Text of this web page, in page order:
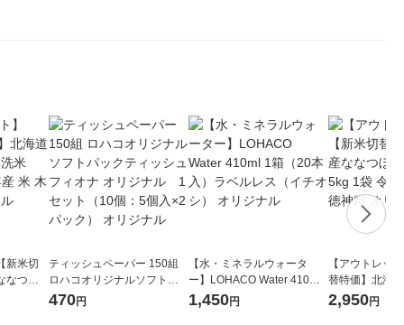
新米切
つぼ
和7年産
ル
ティッシュペーパー 150組
ロハコオリジナルソフトパ
ックティッシュ フィオナ オ
470円
【水・ミネラルウォータ
ー】LOHACO Water 410ml
1箱（20本入）ラベルレス
（イチオシ） オリジナル
1,450円
【アウトレッ
替特価】北海
し 精白米 5kg
米 木徳神糧 オ
2,950円